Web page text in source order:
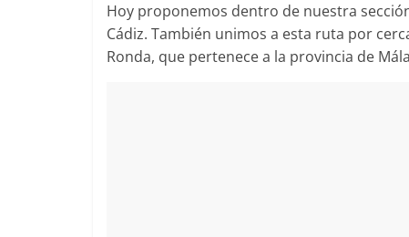
fin
de
semana.
Hoy proponemos dentro de nuestra
Cádiz. También unimos a esta ruta por
Ronda, que pertenece a la provincia de